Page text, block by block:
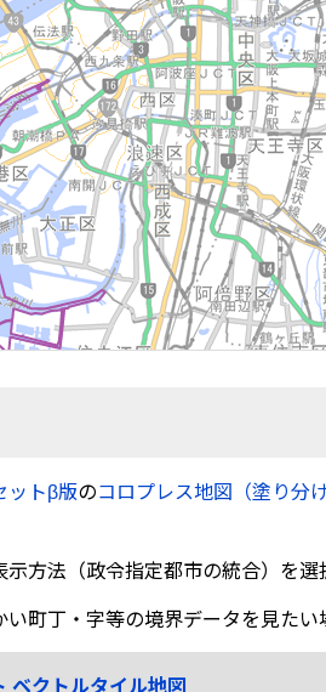
ットβ版のコロプレス地図（塗り分け
方法（政令指定都市の統合）を選
町丁・字等の境界データを見た
ベクトルタイル地図